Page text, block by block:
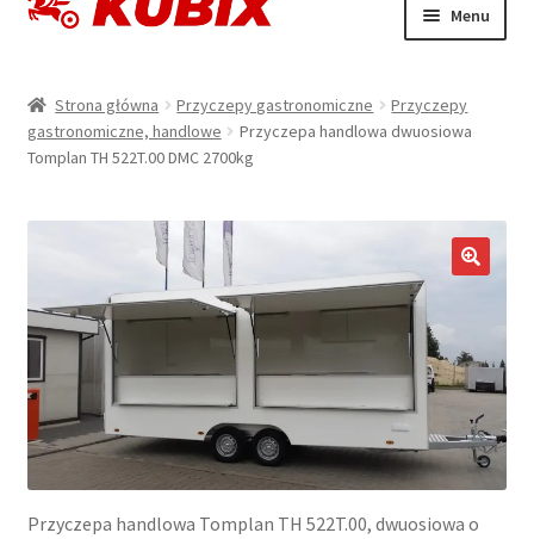
Menu
Przyczepy gastronomiczne
Rozwiń
menu
Promocje
Kontakt
Strona główna Przyczepy gastronomiczne
Przyczepy
gastronomiczne, handlowe
Przyczepa handlowa dwuosiowa
Tomplan TH 522T.00 DMC 2700kg
Przyczepa handlowa Tomplan TH 522T.00, dwuosiowa o